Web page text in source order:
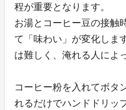
程が重要となります。
お湯とコーヒー豆の接触
て「味わい」が変化しま
は難しく、淹れる人によ
コーヒー粉を入れてボタ
れるだけでハンドドリッ